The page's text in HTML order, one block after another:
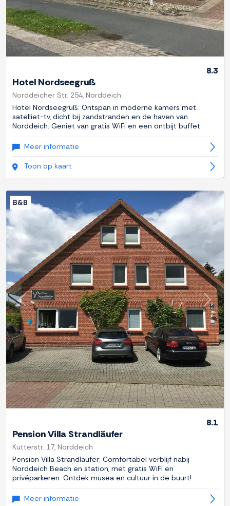
8.3
Hotel Nordseegruß
Norddeicher Str. 254, Norddeich
Hotel Nordseegruß: Ontspan in moderne kamers met
satelliet-tv, dicht bij zandstranden en de haven van
Norddeich. Geniet van gratis WiFi en een ontbijt buffet.
Meer informatie
Toon op kaart
Previous Next
B&B
8.1
Pension Villa Strandläufer
Kutterstr. 17, Norddeich
Pension Villa Strandläufer: Comfortabel verblijf nabij
Norddeich Beach en station, met gratis WiFi en
privéparkeren. Ontdek musea en cultuur in de buurt!
Meer informatie